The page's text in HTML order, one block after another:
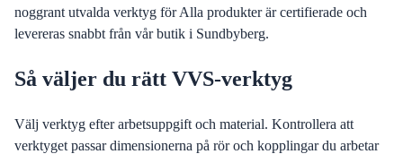
noggrant utvalda verktyg för Alla produkter är certifierade och
levereras snabbt från vår butik i Sundbyberg.
Så väljer du rätt VVS-verktyg
Välj verktyg efter arbetsuppgift och material. Kontrollera att
verktyget passar dimensionerna på rör och kopplingar du arbetar